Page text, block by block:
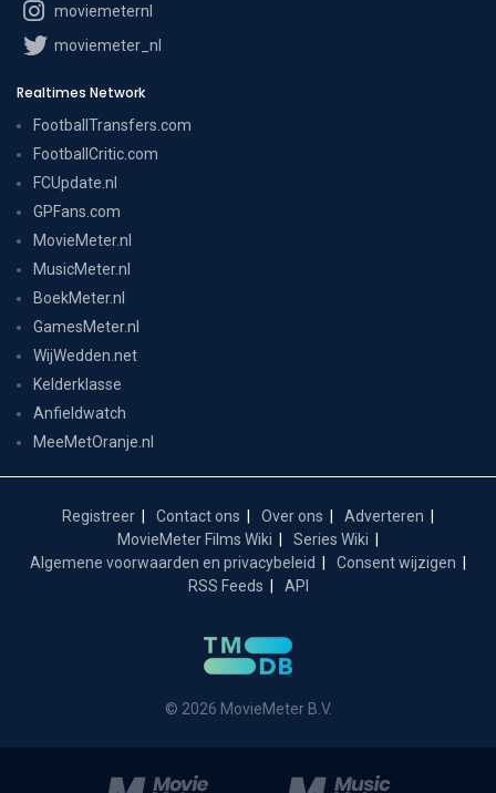
moviemeternl
moviemeter_nl
Realtimes Network
FootballTransfers.com
FootballCritic.com
FCUpdate.nl
GPFans.com
MovieMeter.nl
MusicMeter.nl
BoekMeter.nl
GamesMeter.nl
WijWedden.net
Kelderklasse
Anfieldwatch
MeeMetOranje.nl
Registreer Contact ons Over ons
Adverteren
MovieMeter Films Wiki
Series Wiki
Algemene voorwaarden en privacybeleid
Consent wijzigen
RSS Feeds
API
© 2026 MovieMeter B.V.